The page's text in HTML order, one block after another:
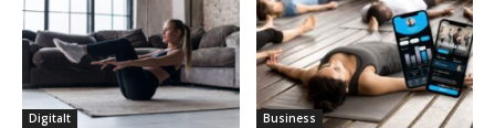
Digitalt Business